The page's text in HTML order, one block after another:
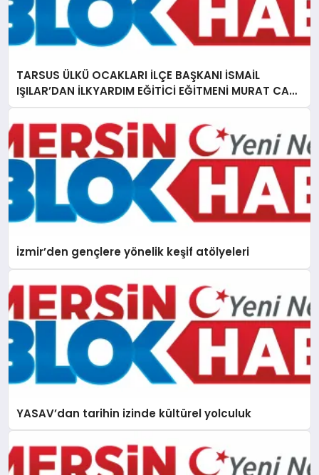
TARSUS ÜLKÜ OCAKLARI İLÇE BAŞKANI İSMAİL
IŞILAR’DAN İLKYARDIM EĞİTİCİ EĞİTMENİ MURAT CAN
FİDAN’A ZİYARET
İzmir’den gençlere yönelik keşif atölyeleri
YASAV’dan tarihin izinde kültürel yolculuk